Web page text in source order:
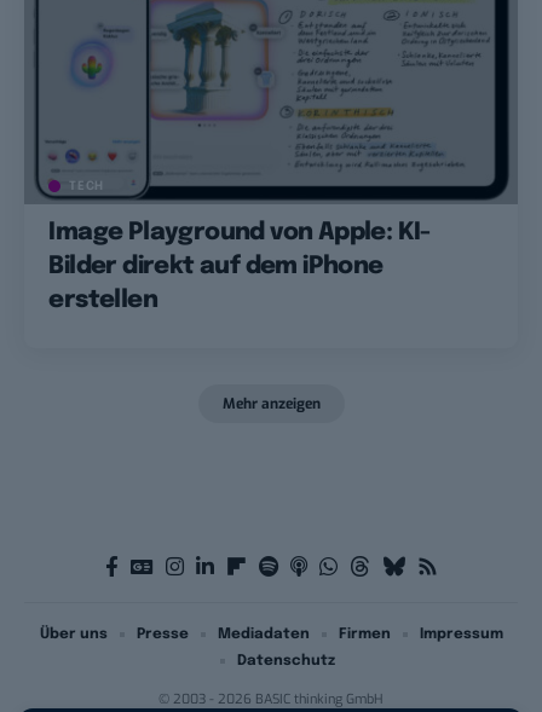
TECH
Image Playground von Apple: KI-
Bilder direkt auf dem iPhone
erstellen
Mehr anzeigen
© 2003 - 2026 BASIC thinking GmbH
Über uns Presse Mediadaten Firmen
Impressum
Datenschutz